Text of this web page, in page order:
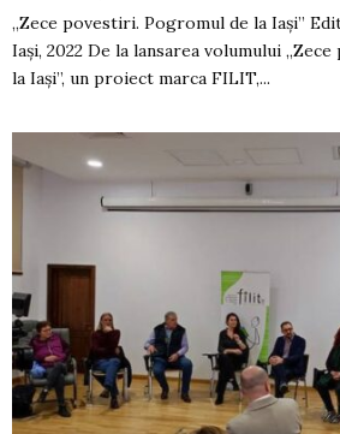
„Zece povestiri. Pogromul de la Iași”
Iași, 2022 De la lansarea volumului
la Iași”, un proiect marca FILIT,...